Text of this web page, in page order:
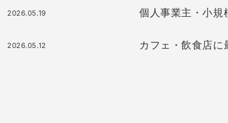
2026.05.19 個人事業主・小規
2026.05.12 カフェ・飲食店に